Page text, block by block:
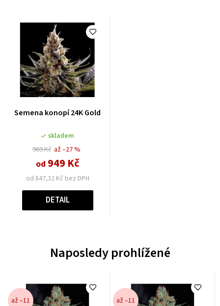
Semena konopí 24K Gold
skladem
969 Kč
od 847,32 Kč bez DPH
od 949 Kč
až –27 %
DETAIL
Naposledy prohlížené
až –11 až –11